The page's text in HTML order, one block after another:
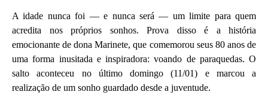
A idade nunca foi — e nunca será — um limite para quem
acredita nos próprios sonhos. Prova disso é a história
emocionante de dona Marinete, que comemorou seus 80 anos de
uma forma inusitada e inspiradora: voando de paraquedas. O
salto aconteceu no último domingo (11/01) e marcou a
realização de um sonho guardado desde a juventude.